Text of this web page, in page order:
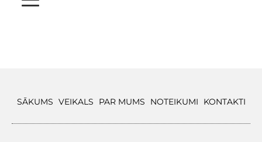
SĀKUMS VEIKALS PAR MUMS NOTEIKUMI KONTAKTI